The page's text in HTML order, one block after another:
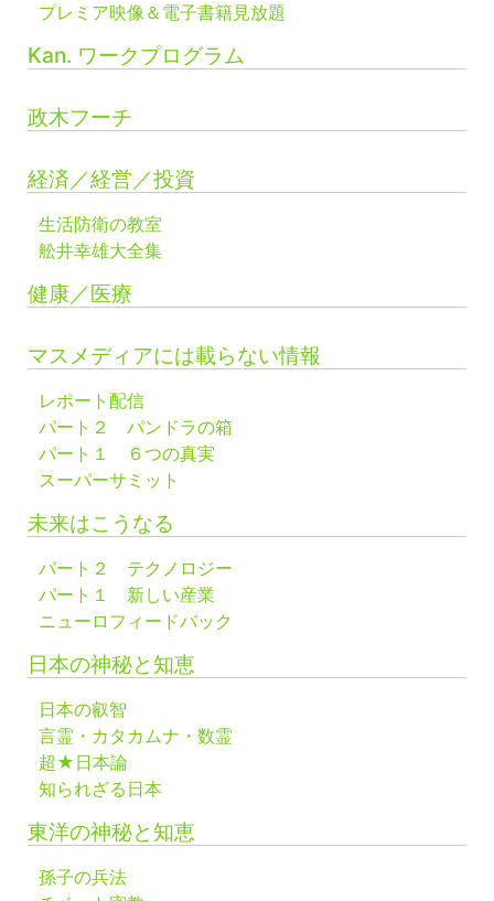
プレミア映像＆電子書籍見放題
Kan. ワークプログラム
政木フーチ
経済／経営／投資
生活防衛の教室
舩井幸雄大全集
健康／医療
マスメディアには載らない情報
レポート配信
パート２ パンドラの箱
パート１ ６つの真実
スーパーサミット
未来はこうなる
パート２ テクノロジー
パート１ 新しい産業
ニューロフィードバック
日本の神秘と知恵
日本の叡智
言霊・カタカムナ・数霊
超★日本論
知られざる日本
東洋の神秘と知恵
孫子の兵法